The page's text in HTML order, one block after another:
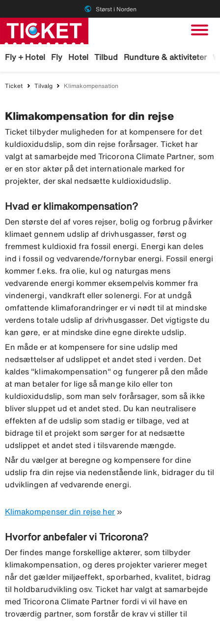
public Størst i Norden
Fly + Hotel Fly Hotel Tilbud Rundture & aktiviteter
Ticket Tilvalg Klimakompensation
Klimakompensation for din rejse
Ticket tilbyder muligheden for at kompensere for det
kuldioxidudslip, som din rejse forårsager. Ticket har
valgt at samarbejde med Tricorona Climate Partner, som
er en stor aktør på det internationale marked for
projekter, der skal nedsætte kuldioxidudslip.
Hvad er klimakompensation?
Den største del af vores rejser, bolig og forbrug påvirker
klimaet gennem udslip af drivhusgasser, først og
fremmest kuldioxid fra fossil energi. Energi kan deles
ind i fossil og vedvarende/fornybar energi. Fossil energi
kommer f.eks. fra olie, kul og naturgas mens
vedvarende energi kommer eksempelvis kommer fra
vindenergi, vandkraft eller solenergi. For at undgå
omfattende klimaforandringer er vi nødt til at mindske
verdens totale udslip af drivhusgasser. Det vigtigste du
kan gøre, er at mindske dine egne direkte udslip.
En måde er at kompensere for sine udslip med
nedsættelser af udslippet et andet sted i verden. Det
kaldes "klimakompensation" og fungerer på den måde
at man betaler for lige så mange kilo eller ton
kuldioxidudslip, som man selv forårsager, som så ikke
bliver sluppet ud et andet sted. Du kan neutralisere
effekten af de udslip som stadig er tilbage, ved at
bidrage til et projekt som sørger for at nedsætte
udslippet et andet sted i tilsvarende mængde.
Når du vælger at beregne og kompensere for dine
udslip fra din rejse via nedenstående link, bidrager du til
udviklingen af vedvarende energi.
Klimakompenser din rejse her »
Hvorfor anbefaler vi Tricorona?
Der findes mange forskellige aktører, som tilbyder
klimakompensation, og deres projekter varierer meget
når det gælder miljøeffekt, sporbarhed, kvalitet, bidrag
til holdbarudvikling osv. Ticket har valgt at samarbejde
med Tricorona Climate Partner fordi vi vil have en
troværdig partner, som forstår de krav vi stiller til